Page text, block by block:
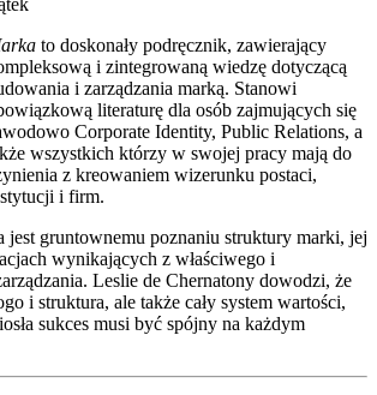
to doskonały podręcznik, zawierający
i zintegrowaną wiedzę dotyczącą
i zarządzania marką. Stanowi
literaturę dla osób zajmujących się
Corporate Identity, Public Relations, a
wszystkich którzy w swojej pracy mają do
z kreowaniem wizerunku postaci,
i firm.
jest gruntownemu poznaniu struktury marki, jej
wynikających z właściwego i
Leslie de Chernatony dowodzi, że
i struktura, ale także cały system wartości,
sukces musi być spójny na każdym